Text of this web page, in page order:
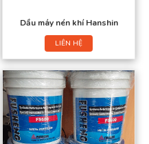
Dầu máy nén khí Hanshin
LIÊN HỆ